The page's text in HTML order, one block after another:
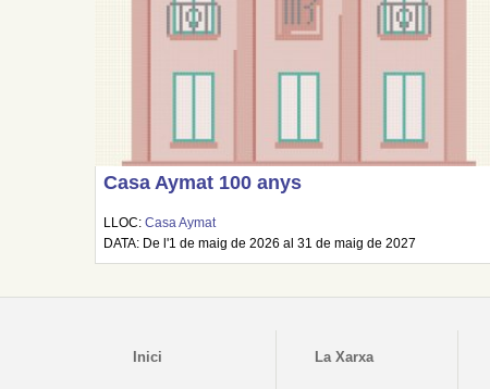
Casa Aymat 100 anys
LLOC:Casa Aymat
DATA: De l'1 de maig de 2026 al 31 de maig de 2027
Inici La Xarxa